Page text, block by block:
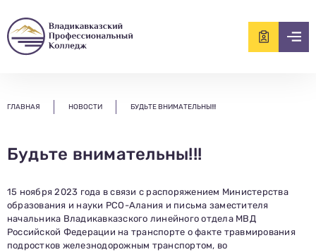
ГЛАВНАЯ НОВОСТИ БУДЬТЕ ВНИМАТЕЛЬНЫ!!!
Будьте внимательны!!!
15 ноября 2023 года в связи с распоряжением Министерства
образования и науки РСО-Алания и письма заместителя
начальника Владикавказского линейного отдела МВД
Российской Федерации на транспорте о факте травмирования
подростков железнодорожным транспортом, во